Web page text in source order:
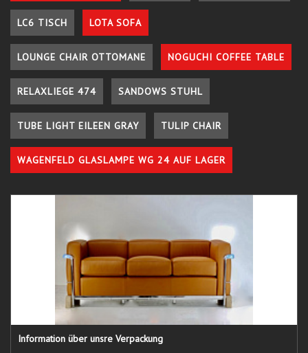
LC6 TISCH LOTA SOFA
LOUNGE CHAIR OTTOMANE NOGUCHI COFFEE TABLE
RELAXLIEGE 474 SANDOWS STUHL
TUBE LIGHT EILEEN GRAY TULIP CHAIR
WAGENFELD GLASLAMPE WG 24 AUF LAGER
Information über unsre Verpackung